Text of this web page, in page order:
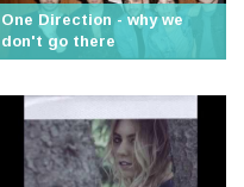
One Direction - why we
don't go there